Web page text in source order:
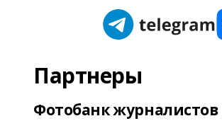
Партнеры
Фотобанк журналистов